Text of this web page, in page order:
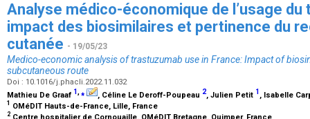
Analyse médico-économique de l’usage du
impact des biosimilaires et pertinence du
cutanée - 19/05/23
Medico-economic analysis of trastuzumab use in France: Impact of
subcutaneous route
Doi : 10.1016/j.phacli.2022.11.032
Mathieu De Graaf 1,⁎ , Céline Le Deroff-Poupeau 2, Julien Petit 1 , Isabelle
1 OMéDIT Hauts-de-France, Lille, France
2 Centre hospitalier de Cornouaille, OMéDIT Bretagne, Quimper, France